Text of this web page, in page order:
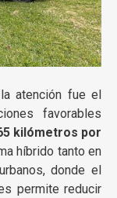
atención fue el
favorables
kilómetros por
híbrido tanto en
donde el
permite reducir